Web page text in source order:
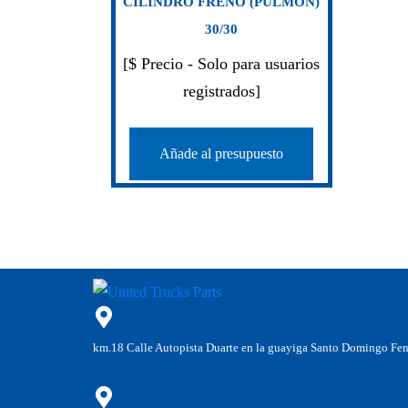
30/30
[$ Precio - Solo para usuarios
registrados]
Añade al presupuesto
km.18 Calle Autopista Duarte en la guayiga Santo Domingo